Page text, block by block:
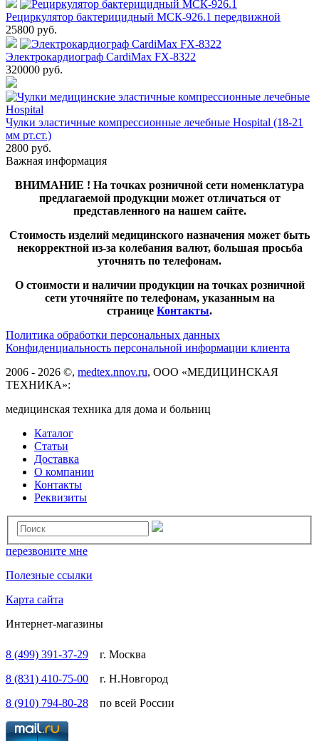
Рециркулятор бактерицидный МСК-926.1 передвижной
25800 руб.
Электрокардиограф CardiMax FX-8322
320000 руб.
Чулки эластичные компрессионные лечебные Hospital (18-21
мм рт.ст.)
2800 руб.
Важная информация
ВНИМАНИЕ ! На точках розничной сети номенклатура
предлагаемой продукции может отличаться от
представленного на нашем сайте.
Стоимость изделий медицинского назначения может быть
некорректной из-за колебания валют, большая просьба
уточнять по телефонам.
О стоимости и наличии продукции на точках розничной
сети уточняйте по телефонам, указанным на
странице Контакты.
Политика обработки персональных данных
Конфиденциальность персональной информации клиента
2006 - 2026 ©, medtex.nnov.ru, ООО «МЕДИЦИНСКАЯ
ТЕХНИКА»:
медицинская техника для дома и больниц
Каталог
Статьи
Доставка
О компании
Контакты
Реквизиты
перезвоните мне
Полезные ссылки
Карта сайта
Интернет-магазины
8 (499) 391-37-29 г. Москва
8 (831) 410-75-00 г. Н.Новгород
8 (910) 794-80-28 по всей России